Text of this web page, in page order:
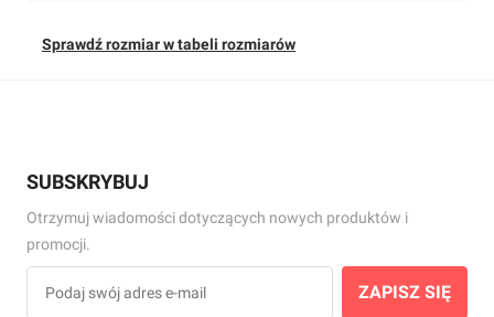
Sprawdź rozmiar w tabeli rozmiarów
SUBSKRYBUJ
Otrzymuj wiadomości dotyczących nowych produktów i
promocji.
ZAPISZ SIĘ